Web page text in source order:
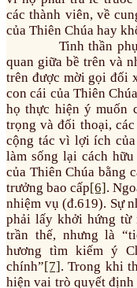
các thành viên, về
của Thiên Chúa hay
Tinh thần phục
quan giữa bề trên và
trên được mời gọi đối
con cái của Thiên
họ thực hiện ý muốn
trọng và đối thoại,
cộng tác vì lợi ích
làm sống lại cách
của Thiên Chúa bằng
trưởng bao cấp[6].
nhiệm vụ (đ.619). Sự
phải lấy khởi hứng từ
trần thế, nhưng là
hương tìm kiếm ý
chính”[7]. Trong khi
hiện vai trò quyết